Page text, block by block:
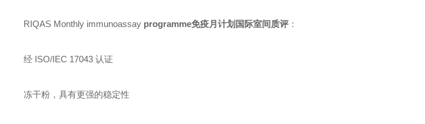
RIQAS Monthly immunoassay programme免疫月计划国际室间质评 ：
经 ISO/IEC 17043 认证
冻干粉，具有更强的稳定性